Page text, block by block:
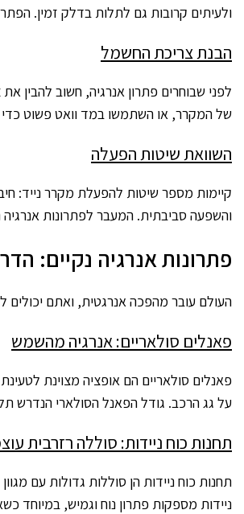
ולעיתים קרובות גם לתלות בדלק זמין.
הבנת צריכת החשמל
של המקרר, או השתמשו במד וואט פשוט
השוואת שיטות הפעלה
קיימות מספר שיטות להפעלת מקרר נייד:
והשפעה סביבתית. המעבר לפתרונות
פתרונות אנרגיה נקיים:
העולם עובר מהפכה אנרגטית, ואתם
פאנלים סולאריים: אנרגיה מהשמש
פאנלים סולאריים הם אופציה מצוינת
על גג הרכב. גודל הפאנל הסולארי הנדרש
תחנות כוח ניידות: סוללה רזרבית
תחנות כוח ניידות הן סוללות גדולות עם
ניידות מספקות פתרון נוח וגמיש, במיוחד